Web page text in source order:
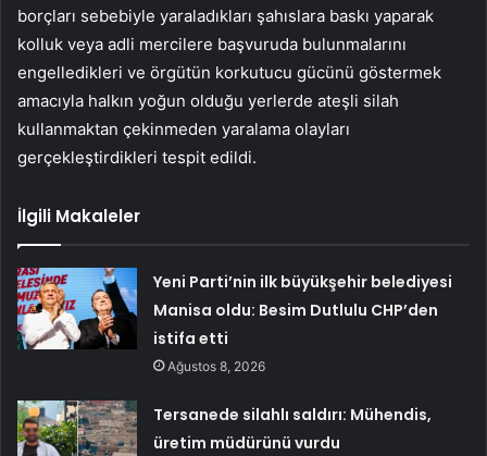
borçları sebebiyle yaraladıkları şahıslara baskı yaparak
kolluk veya adli mercilere başvuruda bulunmalarını
engelledikleri ve örgütün korkutucu gücünü göstermek
amacıyla halkın yoğun olduğu yerlerde ateşli silah
kullanmaktan çekinmeden yaralama olayları
gerçekleştirdikleri tespit edildi.
İlgili Makaleler
Yeni Parti’nin ilk büyükşehir belediyesi
Manisa oldu: Besim Dutlulu CHP’den
istifa etti
Ağustos 8, 2026
Tersanede silahlı saldırı: Mühendis,
üretim müdürünü vurdu